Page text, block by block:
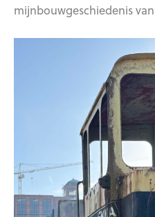
mijnbouwgeschiedenis